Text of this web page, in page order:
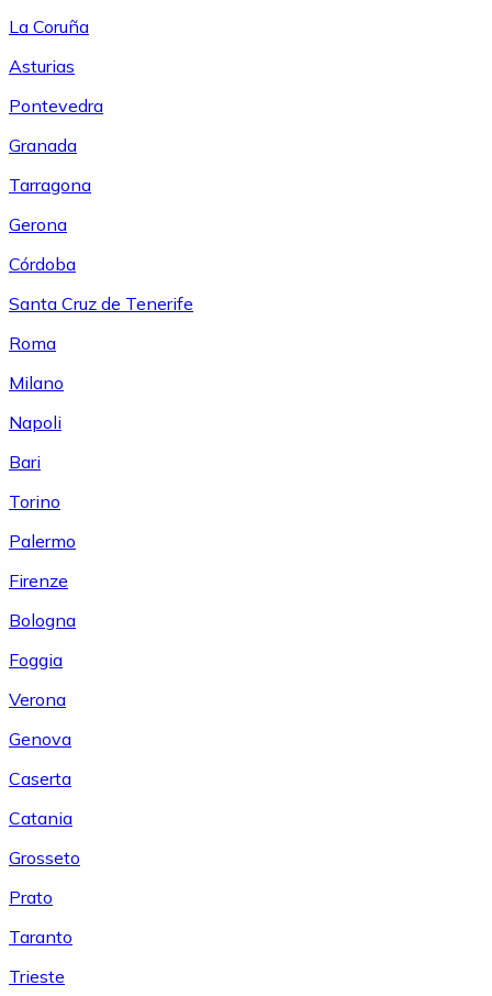
La Coruña
Asturias
Pontevedra
Granada
Tarragona
Gerona
Córdoba
Santa Cruz de Tenerife
Roma
Milano
Napoli
Bari
Torino
Palermo
Firenze
Bologna
Foggia
Verona
Genova
Caserta
Catania
Grosseto
Prato
Taranto
Trieste